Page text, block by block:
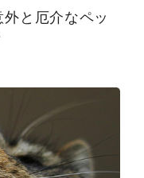
外と厄介なペッ